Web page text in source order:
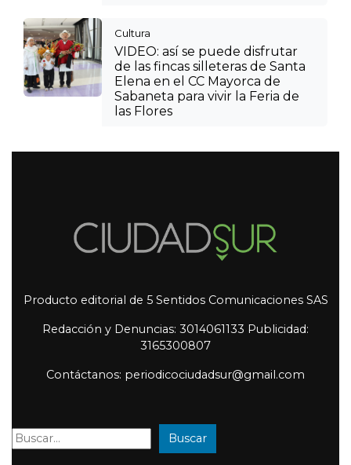
Cultura
VIDEO: así se puede disfrutar
de las fincas silleteras de Santa
Elena en el CC Mayorca de
Sabaneta para vivir la Feria de
las Flores
Producto editorial de 5 Sentidos Comunicaciones SAS
Redacción y Denuncias: 3014061133 Publicidad:
3165300807
Contáctanos: periodicociudadsur@gmail.com
Buscar: Buscar